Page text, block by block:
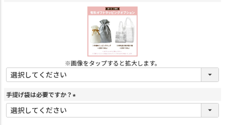
※画像をタップすると拡大します。
手提げ袋は必要ですか？
(